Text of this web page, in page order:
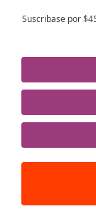
Suscribase por